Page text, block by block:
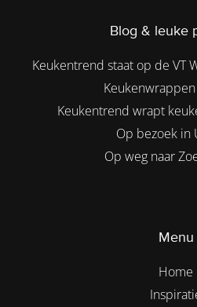
Blog & leuke
Keukentrend staat op de VT
Keukentrend wrapt
Op bezoek in
Op weg naar
Menu
Home